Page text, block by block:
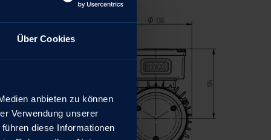
Über Cookies
anbieten zu können
Verwendung unserer
diese Informationen